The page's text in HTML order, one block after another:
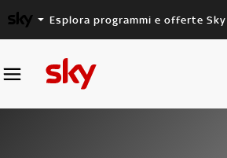
Esplora programmi e offerte Sky